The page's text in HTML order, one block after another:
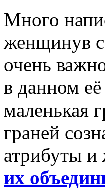
Много
женщинув
очень
в данном
маленькая
граней
атрибуты и
их